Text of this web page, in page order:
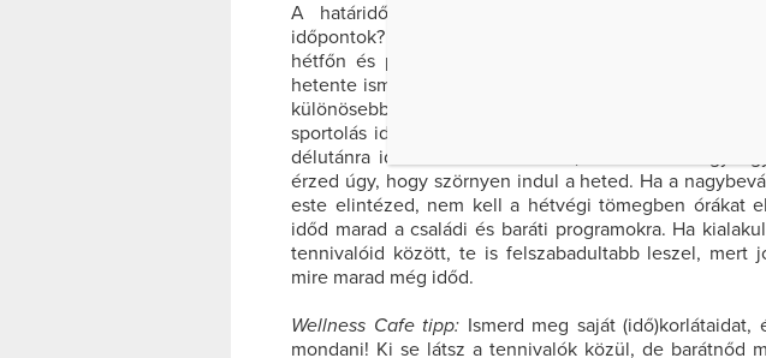
A határidő naplódban össze-vissza szerepelnek
időpontok? Egyik a héten kedden és csütörtökön
hétfőn és pénteken? Először is próbálj meg
hetente ismétlődő elfoglaltságaidban. Jelölj ki két olyan
különösebben megterhelő feladatod, és van 2
sportolás ideje. Hétfőn mindig stresszes értekezleteid
délutánra időzítsd a kozmetikust, manikűröst vagy
érzed úgy, hogy szörnyen indul a heted. Ha a
este elintézed, nem kell a hétvégi tömegben órákat
időd marad a családi és baráti programokra. Ha
tennivalóid között, te is felszabadultabb leszel, mert
mire marad még időd.
Wellness Cafe tipp: Ismerd meg saját
mondani! Ki se látsz a tennivalók közül, de barátnőd